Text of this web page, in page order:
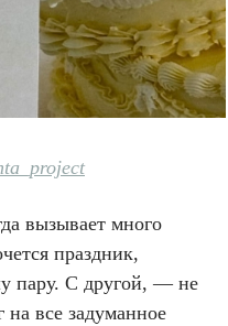
вызывает много
праздник,
пару. С другой, — не
на все задуманное